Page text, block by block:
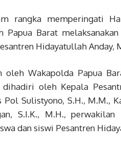
rangka memperingati
Papua Barat
Hidayatullah Anday,
oleh Wakapolda Papua
dihadiri oleh Kepala
Pol Sulistyono, S.H., M.M.,
S.I.K., M.H.,
dan siswi Pesantren